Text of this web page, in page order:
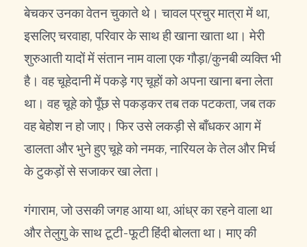
बेचकर उनका वेतन चुकाते थे। चावल प्रचुर मात्रा में था,
इसलिए चरवाहा, परिवार के साथ ही खाना खाता था। मेरी
शुरुआती यादों में संतान नाम वाला एक गौड़ा/कुनबी व्यक्ति भी
है। वह चूहेदानी में पकड़े गए चूहों को अपना खाना बना लेता
था। वह चूहे को पूँछ से पकड़कर तब तक पटकता, जब तक
वह बेहोश न हो जाए। फिर उसे लकड़ी से बाँधकर आग में
डालता और भुने हुए चूहे को नमक, नारियल के तेल और मिर्च
के टुकड़ों से सजाकर खा लेता।
गंगाराम, जो उसकी जगह आया था, आंध्र का रहने वाला था
और तेलुगु के साथ टूटी-फूटी हिंदी बोलता था। माए की